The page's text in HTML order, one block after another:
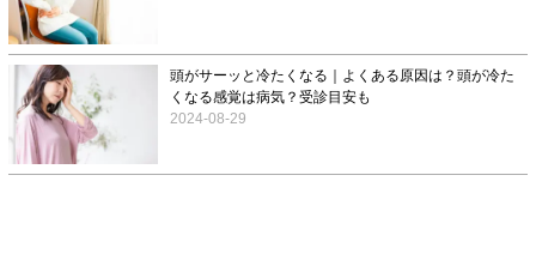
頭がサーッと冷たくなる｜よくある原因は？頭が冷た
くなる感覚は病気？受診目安も
2024-08-29